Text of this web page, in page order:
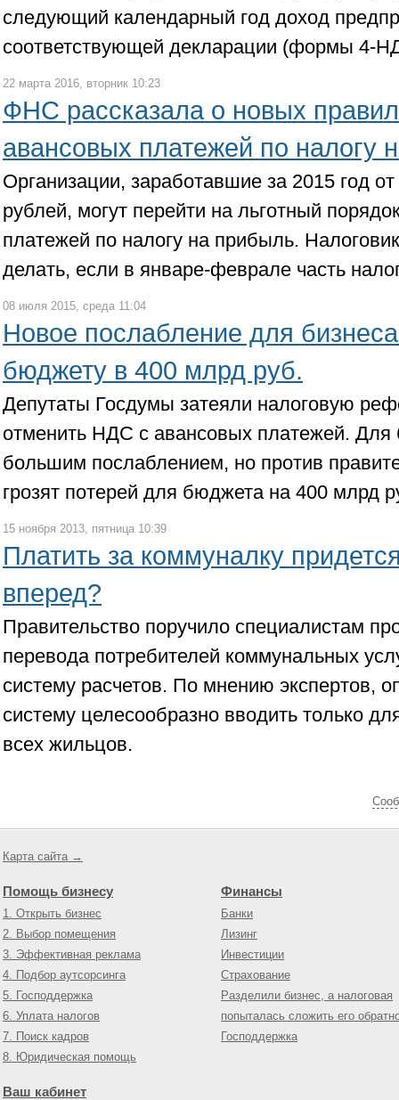
следующий календарный год доход
соответствующей декларации (формы 4-
22 марта 2016, вторник 10:23
ФНС рассказала о новых
авансовых платежей по налогу
Организации, заработавшие за 2015 год
рублей, могут перейти на льготный
платежей по налогу на прибыль.
делать, если в январе-феврале часть
08 июля 2015, среда 11:04
Новое послабление для
бюджету в 400 млрд руб.
Депутаты Госдумы затеяли налоговую
отменить НДС с авансовых платежей. Для
большим послаблением, но против
грозят потерей для бюджета на 400 млрд
15 ноября 2013, пятница 10:39
Платить за коммуналку
вперед?
Правительство поручило специалистам
перевода потребителей коммунальных
систему расчетов. По мнению экспертов,
систему целесообразно вводить только
всех жильцов.
Карта сайта →
Помощь бизнесу
1. Открыть бизнес
2. Выбор помещения
3. Эффективная реклама
4. Подбор аутсорсинга
5. Господдержка
6. Уплата налогов
7. Поиск кадров
8. Юридическая помощь
Финансы
Банки
Лизинг
Инвестиции
Страхование
Разделили бизнес, а налоговая
попыталась сложить его
Господдержка
Ваш кабинет